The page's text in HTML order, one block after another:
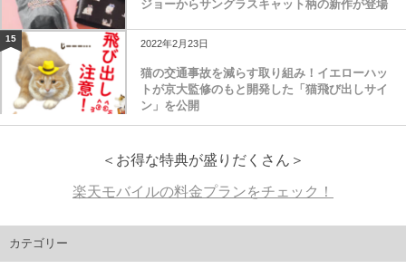
ジョーからサングラスキャット柄の新作が登場
15 2022年2月23日
猫の交通事故を減らす取り組み！イエローハッ
トが京大監修のもと開発した「猫飛び出しサイ
ン」を公開
＜お得な特典が盛りだくさん＞
楽天モバイルの料金プランをチェック！
カテゴリー